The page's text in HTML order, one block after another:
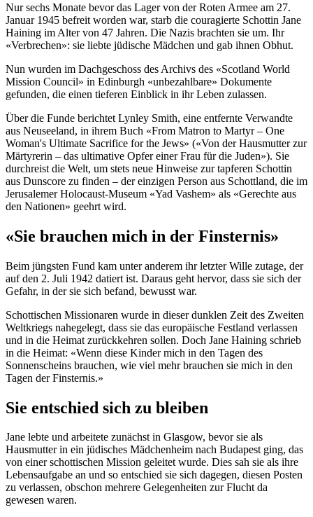
Nur sechs Monate bevor das Lager von der Roten Armee am 27.
Januar 1945 befreit worden war, starb die couragierte Schottin Jane
Haining im Alter von 47 Jahren. Die Nazis brachten sie um. Ihr
«Verbrechen»: sie liebte jüdische Mädchen und gab ihnen Obhut.
Nun wurden im Dachgeschoss des Archivs des «Scotland World
Mission Council» in Edinburgh «unbezahlbare» Dokumente
gefunden, die einen tieferen Einblick in ihr Leben zulassen.
Über die Funde berichtet Lynley Smith, eine entfernte Verwandte
aus Neuseeland, in ihrem Buch «From Matron to Martyr – One
Woman's Ultimate Sacrifice for the Jews» («Von der Hausmutter zur
Märtyrerin – das ultimative Opfer einer Frau für die Juden»). Sie
durchreist die Welt, um stets neue Hinweise zur tapferen Schottin
aus Dunscore zu finden – der einzigen Person aus Schottland, die im
Jerusalemer Holocaust-Museum «Yad Vashem» als «Gerechte aus
den Nationen» geehrt wird.
«Sie brauchen mich in der Finsternis»
Beim jüngsten Fund kam unter anderem ihr letzter Wille zutage, der
auf den 2. Juli 1942 datiert ist. Daraus geht hervor, dass sie sich der
Gefahr, in der sie sich befand, bewusst war.
Schottischen Missionaren wurde in dieser dunklen Zeit des Zweiten
Weltkriegs nahegelegt, dass sie das europäische Festland verlassen
und in die Heimat zurückkehren sollen. Doch Jane Haining schrieb
in die Heimat: «Wenn diese Kinder mich in den Tagen des
Sonnenscheins brauchen, wie viel mehr brauchen sie mich in den
Tagen der Finsternis.»
Sie entschied sich zu bleiben
Jane lebte und arbeitete zunächst in Glasgow, bevor sie als
Hausmutter in ein jüdisches Mädchenheim nach Budapest ging, das
von einer schottischen Mission geleitet wurde. Dies sah sie als ihre
Lebensaufgabe an und so entschied sie sich dagegen, diesen Posten
zu verlassen, obschon mehrere Gelegenheiten zur Flucht da
gewesen waren.